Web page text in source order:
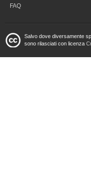
FAQ
Salvo dove diversamente
sono rilasciati con licenza